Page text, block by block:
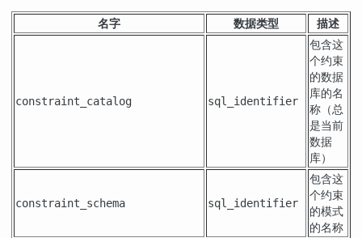
名字 数据类型 描述
constraint_catalog sql_identifier
包含这
个约束
的数据
库的名
称（总
是当前
数据
库）
constraint_schema sql_identifier
包含这
个约束
的模式
的名称